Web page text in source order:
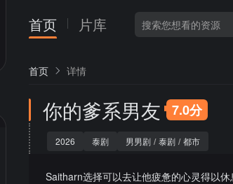
首页 片库
首页 详情
你的爹系男友 7.0分
2026 泰剧 男男剧 / 泰剧 / 都市
Saitharn选择可以去让他疲惫的心灵得以